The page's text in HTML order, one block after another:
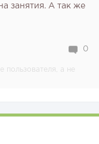
занятия. А так же
0
пользователя, а не